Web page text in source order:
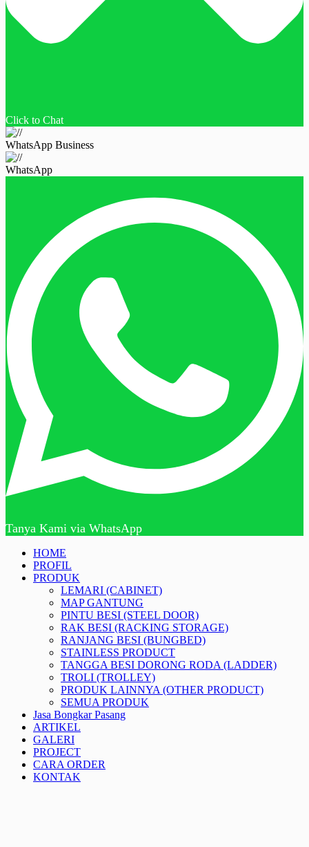
Click to Chat
WhatsApp Business
WhatsApp
Tanya Kami via WhatsApp
HOME
PROFIL
PRODUK
LEMARI (CABINET)
MAP GANTUNG
PINTU BESI (STEEL DOOR)
RAK BESI (RACKING STORAGE)
RANJANG BESI (BUNGBED)
STAINLESS PRODUCT
TANGGA BESI DORONG RODA (LADDER)
TROLI (TROLLEY)
PRODUK LAINNYA (OTHER PRODUCT)
SEMUA PRODUK
Jasa Bongkar Pasang
ARTIKEL
GALERI
PROJECT
CARA ORDER
KONTAK